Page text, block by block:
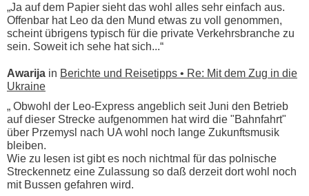
„Ja auf dem Papier sieht das wohl alles sehr einfach aus.
Offenbar hat Leo da den Mund etwas zu voll genommen,
scheint übrigens typisch für die private Verkehrsbranche zu
sein. Soweit ich sehe hat sich...“
Awarija in Berichte und Reisetipps • Re: Mit dem Zug in die
Ukraine
„ Obwohl der Leo-Express angeblich seit Juni den Betrieb
auf dieser Strecke aufgenommen hat wird die "Bahnfahrt"
über Przemysl nach UA wohl noch lange Zukunftsmusik
bleiben.
Wie zu lesen ist gibt es noch nichtmal für das polnische
Streckennetz eine Zulassung so daß derzeit dort wohl noch
mit Bussen gefahren wird.